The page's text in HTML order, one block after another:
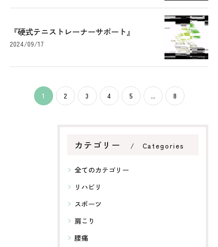
『硬式テニストレーナーサポート』
2024/09/17
1 2 3 4 5 ... 8
カテゴリー Categories
全てのカテゴリー
リハビリ
スポーツ
肩こり
腰痛